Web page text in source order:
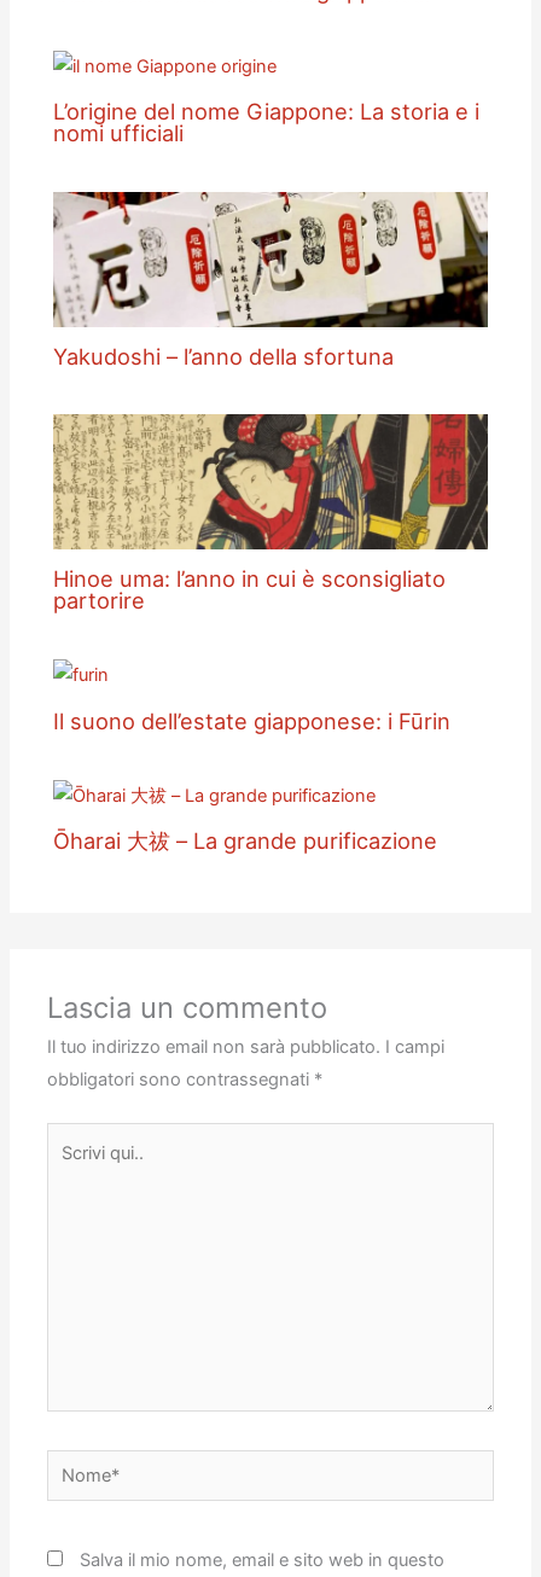
L’origine del nome Giappone: La storia e i
nomi ufficiali
Yakudoshi – l’anno della sfortuna
Hinoe uma: l’anno in cui è sconsigliato
partorire
Il suono dell’estate giapponese: i Fūrin
Ōharai 大祓 – La grande purificazione
Lascia un commento
Il tuo indirizzo email non sarà pubblicato. I campi
obbligatori sono contrassegnati *
Nome*
Salva il mio nome, email e sito web in questo